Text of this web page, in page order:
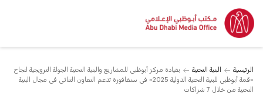
الرئيسية البنية التحتية
بقيادة مركز أبوظبي للمشاريع والبنية التحتية الجولة الترويجية لنجاح
«قمة أبوظبي للبنية التحتية الدولية 2025» في سنغافورة تدعم التعاون الثنائي في مجال البنية
التحتية من خلال 7 شراكات